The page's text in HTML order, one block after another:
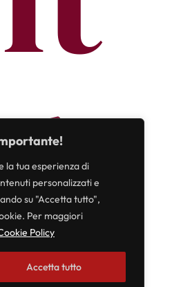
la tua esperienza di
personalizzati e
su "Accetta tutto",
Per maggiori
Policy
Accetta tutto